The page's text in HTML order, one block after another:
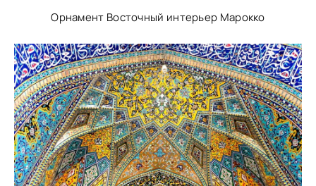
Орнамент Восточный интерьер Марокко